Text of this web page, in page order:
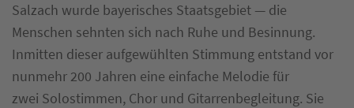
Salzach wurde bayerisches Staatsgebiet — die
Menschen sehnten sich nach Ruhe und Besinnung.
Inmitten dieser aufgewühlten Stimmung entstand vor
nunmehr 200 Jahren eine einfache Melodie für
zwei Solostimmen, Chor und Gitarrenbegleitung. Sie